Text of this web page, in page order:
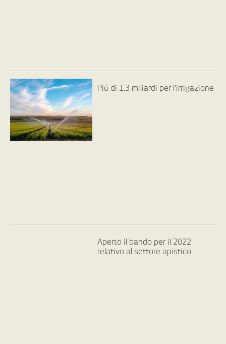
Più di 1,3 miliardi per l’irrigazione
Aperto il bando per il 2022
relativo al settore apistico